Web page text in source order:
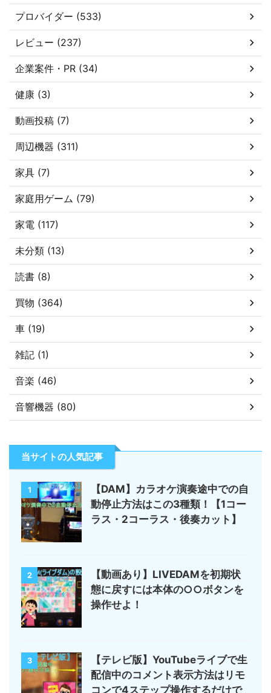
プロバイダー (533)
レビュー (237)
企業案件・PR (34)
健康 (3)
動画投稿 (7)
周辺機器 (311)
家具 (7)
家庭用ゲーム (79)
家電 (117)
未分類 (13)
読書 (8)
買物 (364)
車 (19)
雑記 (1)
音楽 (46)
音響機器 (80)
当サイトの人気記事
1
【DAM】カラオケ演奏途中での自
動停止方法はこの3種類！【1コー
ラス・2コーラス・後奏カット】
2
【動画あり】LIVEDAMを初期状
態に戻すには本体の○○ボタンを
操作せよ！
3
【テレビ版】YouTubeライブで生
配信中のコメント表示方法はリモ
コンで4ステップ操作するだけで